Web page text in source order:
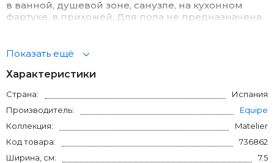
в ванной, душевой зоне, санузле, на кухонном
фартуке, в прихожей. Для пола не предназначена.
— Компактный размер 7.5x30 см удобно
или 1/3), вертикальная, «елочка», штабельная.
цветные затирки, черные или стальные
аксессуары.
— Матовая поверхность не бликует, на ней
меньше заметны следы воды и отпечатки.
Качество и укладка
Показать ещё
Характеристики
Страна:
Испания
Производитель:
Equipe
Коллекция:
Matelier
Код товара:
736862
Ширина, см:
7.5